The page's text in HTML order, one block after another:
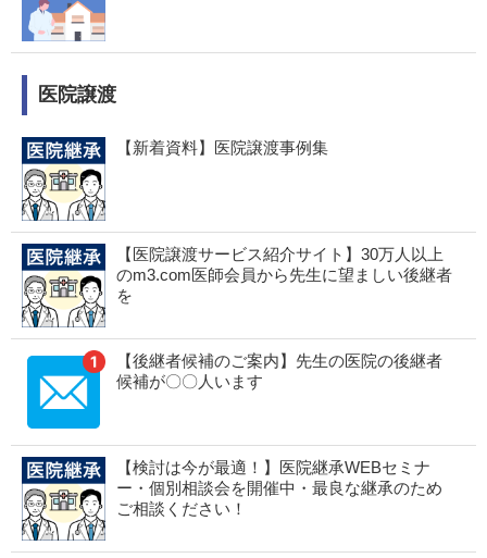
医院譲渡
【新着資料】医院譲渡事例集
【医院譲渡サービス紹介サイト】30万人以上
のm3.com医師会員から先生に望ましい後継者
を
【後継者候補のご案内】先生の医院の後継者
候補が〇〇人います
【検討は今が最適！】医院継承WEBセミナ
ー・個別相談会を開催中・最良な継承のため
ご相談ください！